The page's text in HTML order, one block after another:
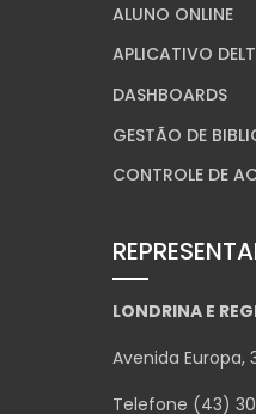
ALUNO ONLINE
APLICATIVO
DASHBOARDS
GESTÃO DE
CONTROLE DE
LONDRINA E
Avenida Europa,
Telefone (43)